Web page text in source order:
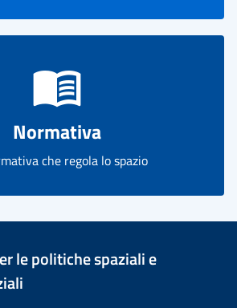
Normativa
che regola lo spazio
le politiche spaziali e